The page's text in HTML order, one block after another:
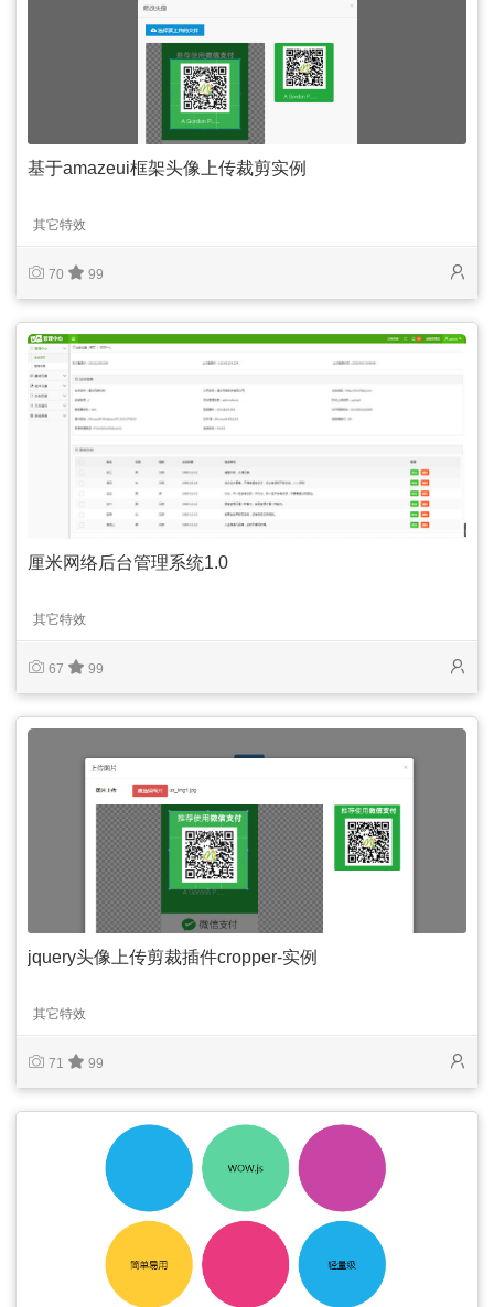
基于amazeui框架头像上传裁剪实例
其它特效
70 99
厘米网络后台管理系统1.0
其它特效
67 99
jquery头像上传剪裁插件cropper-实例
其它特效
71 99